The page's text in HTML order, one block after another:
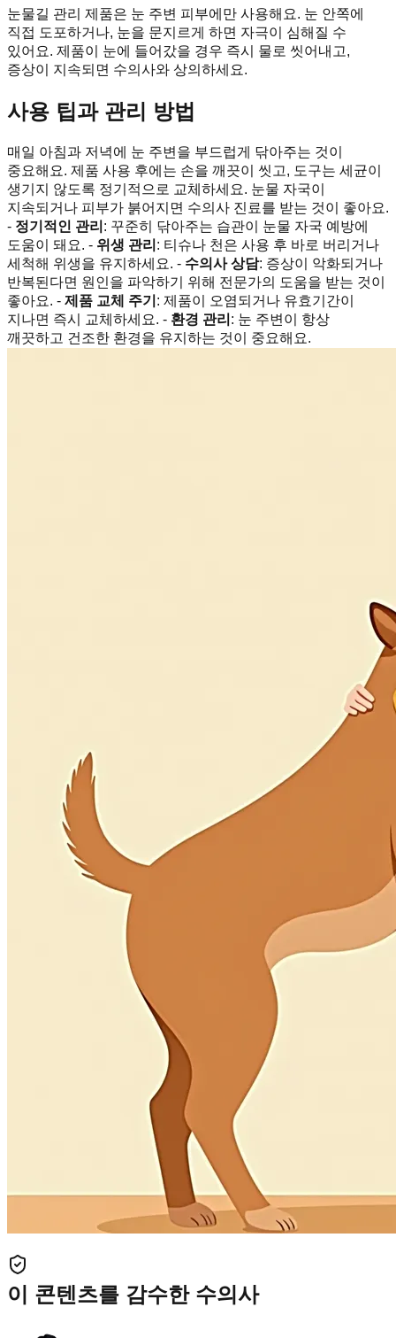
눈물길 관리 제품은 눈 주변 피부에만 사용해요. 눈 안쪽에
직접 도포하거나, 눈을 문지르게 하면 자극이 심해질 수
있어요. 제품이 눈에 들어갔을 경우 즉시 물로 씻어내고,
증상이 지속되면 수의사와 상의하세요.
사용 팁과 관리 방법
매일 아침과 저녁에 눈 주변을 부드럽게 닦아주는 것이
중요해요. 제품 사용 후에는 손을 깨끗이 씻고, 도구는 세균이
생기지 않도록 정기적으로 교체하세요. 눈물 자국이
지속되거나 피부가 붉어지면 수의사 진료를 받는 것이 좋아요.
- 정기적인 관리 : 꾸준히 닦아주는 습관이 눈물 자국 예방에
도움이 돼요. - 위생 관리 : 티슈나 천은 사용 후 바로 버리거나
세척해 위생을 유지하세요. - 수의사 상담: 증상이 악화되거나
반복된다면 원인을 파악하기 위해 전문가의 도움을 받는 것이
좋아요. - 제품 교체 주기 : 제품이 오염되거나 유효기간이
지나면 즉시 교체하세요. - 환경 관리 : 눈 주변이 항상
깨끗하고 건조한 환경을 유지하는 것이 중요해요.
이 콘텐츠를 감수한 수의사